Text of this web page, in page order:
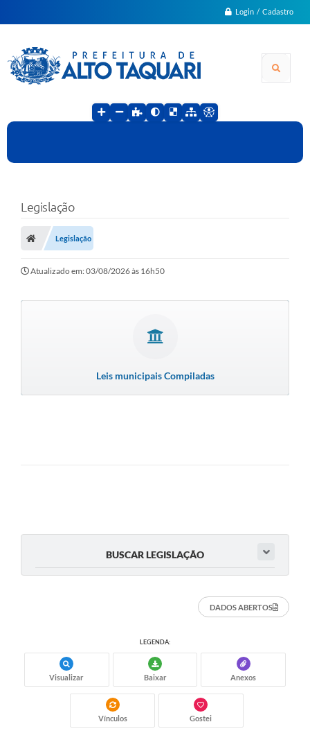
Login / Cadastro
Legislação
Legislação
Atualizado em: 03/08/2026 às 16h50
Leis municipais Compiladas
BUSCAR LEGISLAÇÃO
DADOS ABERTOS
LEGENDA:
Visualizar Baixar Anexos
Vínculos Gostei